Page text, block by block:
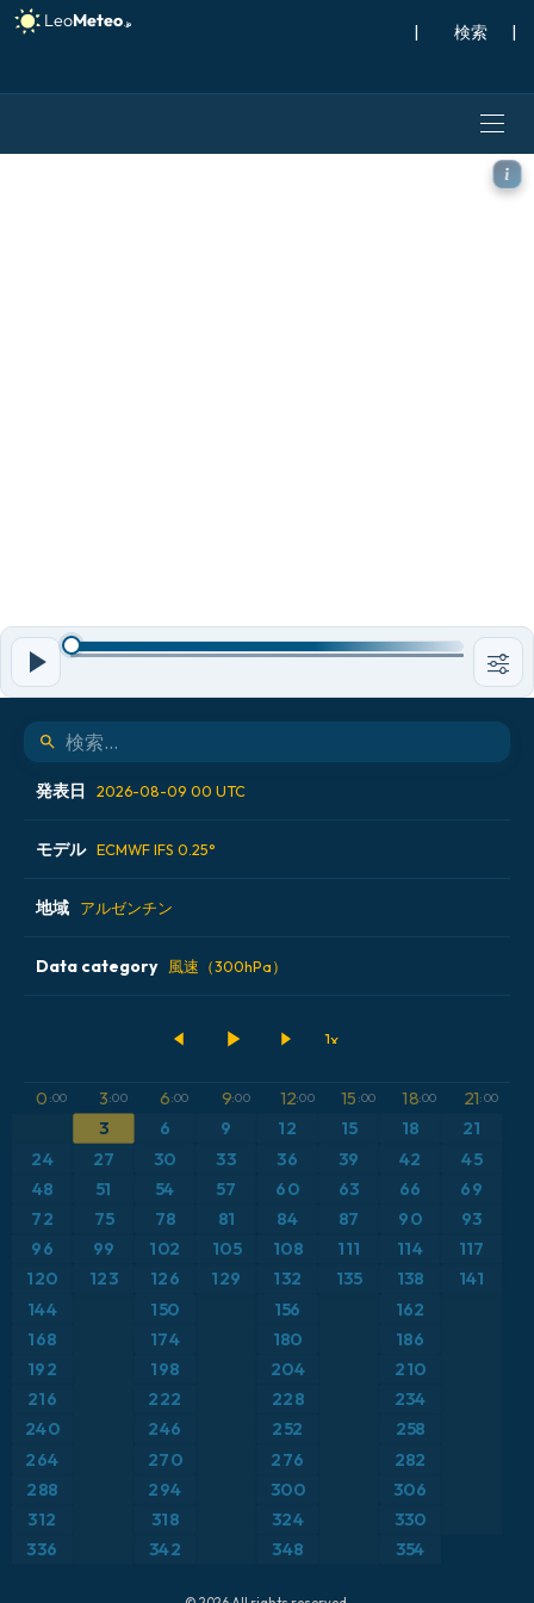
| |
ECMWF IFS 0.25° モデル
発表日 2026-08-09 00 UTC
2026-08-07 12 UTC
2026-08-08 00 UTC
2026-08-08 12 UTC
モデル ECMWF IFS 0.25°
ALADIN CZ 2.3 km
ECMWF AIFS [AI]
ICON ドイツ 2 km
地域 アルゼンチン
アイスランド
イギリス
イタリア
オーストリア
ギリシャ
スイス
スカンジナビア
スペイン
Data category 風速（300hPa）
気温異常（2m）
気温異常（850hPa）
気温（2m）
気温（850hPa）
積雪深
突風
0 :00 3:00 6:00 9:00 12:00 15 :00 18:00 21:00
3 6 9 12 15 18 21
24 27 30 33 36 39 42
45
48
51 54 57 60 63 66 69
72 75 78 81 84 87 90 93
96 99 102 105 108 111 114 117
120 123 126 129 132 135 138
141
144
150 156
162
168
174 180
186
192
198 204 210
216 222 228 234
240 246 252
258
264
270 276
282
288
294 300
306
312
318 324 330
336 342 348 354